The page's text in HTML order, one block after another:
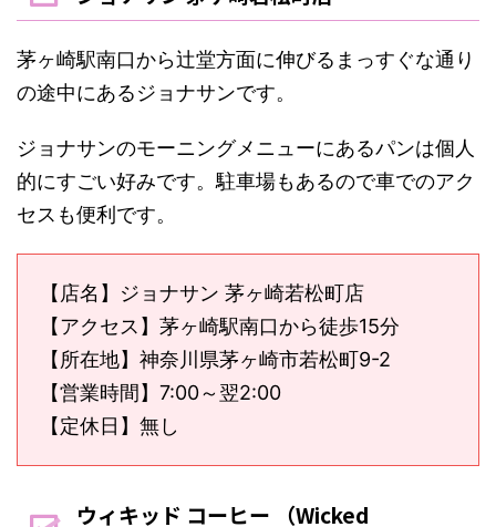
茅ヶ崎駅南口から辻堂方面に伸びるまっすぐな通り
の途中にあるジョナサンです。
ジョナサンのモーニングメニューにあるパンは個人
的にすごい好みです。駐車場もあるので車でのアク
セスも便利です。
【店名】ジョナサン 茅ヶ崎若松町店
【アクセス】茅ヶ崎駅南口から徒歩15分
【所在地】神奈川県茅ヶ崎市若松町9-2
【営業時間】7:00～翌2:00
【定休日】無し
ウィキッド コーヒー （Wicked